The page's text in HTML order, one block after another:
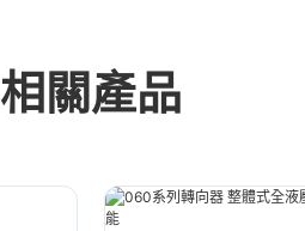
相關產品